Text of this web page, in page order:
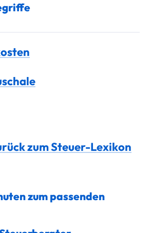
zum Steuer-Lexikon
zum passenden